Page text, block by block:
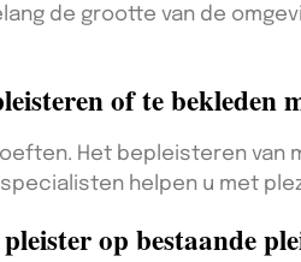
de grootte van de
of te bekleden
Het bepleisteren
helpen u met
op bestaande